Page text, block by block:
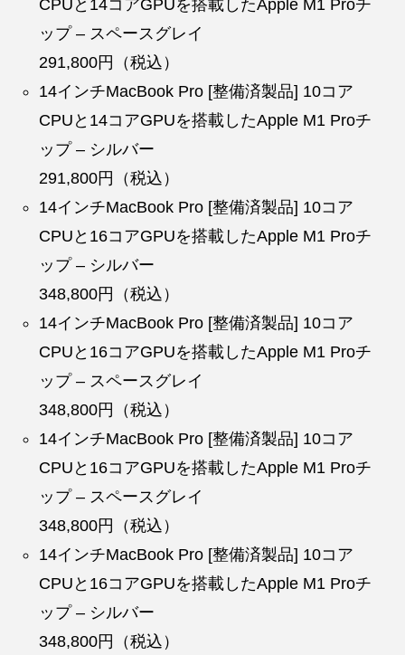
CPUと14コアGPUを搭載したApple M1 Proチ
ップ – スペースグレイ
291,800円（税込）
14インチMacBook Pro [整備済製品] 10コア
CPUと14コアGPUを搭載したApple M1 Proチ
ップ – シルバー
291,800円（税込）
14インチMacBook Pro [整備済製品] 10コア
CPUと16コアGPUを搭載したApple M1 Proチ
ップ – シルバー
348,800円（税込）
14インチMacBook Pro [整備済製品] 10コア
CPUと16コアGPUを搭載したApple M1 Proチ
ップ – スペースグレイ
348,800円（税込）
14インチMacBook Pro [整備済製品] 10コア
CPUと16コアGPUを搭載したApple M1 Proチ
ップ – スペースグレイ
348,800円（税込）
14インチMacBook Pro [整備済製品] 10コア
CPUと16コアGPUを搭載したApple M1 Proチ
ップ – シルバー
348,800円（税込）